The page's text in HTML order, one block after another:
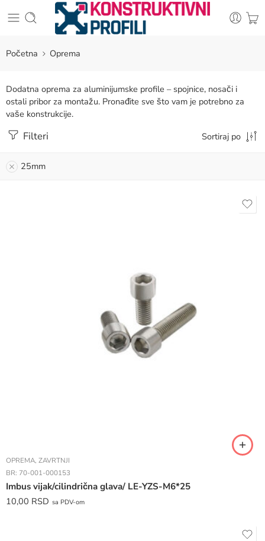
Početna Oprema
Dodatna oprema za aluminijumske profile – spojnice, nosači i
ostali pribor za montažu. Pronađite sve što vam je potrebno za
vaše konstrukcije.
Filteri Sortiraj po
25mm
OPREMA, ZAVRTNJI
BR: 70-001-000153
Imbus vijak/cilindrična glava/ LE-YZS-M6*25
10,00 RSD sa PDV-om